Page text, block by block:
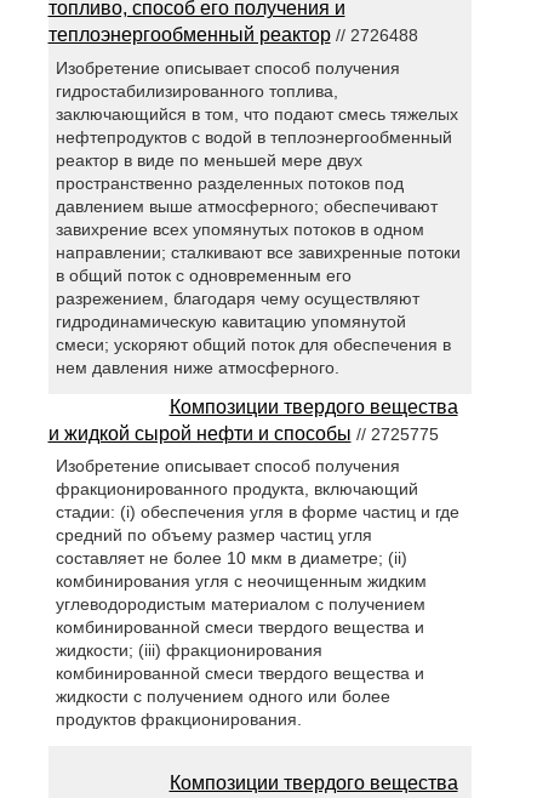
топливо, способ его получения и
теплоэнергообменный реактор// 2726488
Изобретение описывает способ получения
гидростабилизированного топлива,
заключающийся в том, что подают смесь тяжелых
нефтепродуктов с водой в теплоэнергообменный
реактор в виде по меньшей мере двух
пространственно разделенных потоков под
давлением выше атмосферного; обеспечивают
завихрение всех упомянутых потоков в одном
направлении; сталкивают все завихренные потоки
в общий поток с одновременным его
разрежением, благодаря чему осуществляют
гидродинамическую кавитацию упомянутой
смеси; ускоряют общий поток для обеспечения в
нем давления ниже атмосферного.
Композиции твердого вещества
и жидкой сырой нефти и способы // 2725775
Изобретение описывает способ получения
фракционированного продукта, включающий
стадии: (i) обеспечения угля в форме частиц и где
средний по объему размер частиц угля
составляет не более 10 мкм в диаметре; (ii)
комбинирования угля с неочищенным жидким
углеводородистым материалом с получением
комбинированной смеси твердого вещества и
жидкости; (iii) фракционирования
комбинированной смеси твердого вещества и
жидкости с получением одного или более
продуктов фракционирования.
Композиции твердого вещества